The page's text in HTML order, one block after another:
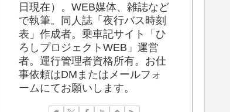
日現在）。WEB媒体、雑誌など
で執筆。同人誌「夜行バス時刻
表」作成者。乗車記サイト「ひ
ろしプロジェクトWEB」運営
者。運行管理者資格所有。お仕
事依頼はDMまたはメールフォ
ームにてお願いします。